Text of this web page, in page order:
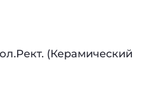
(Керамический